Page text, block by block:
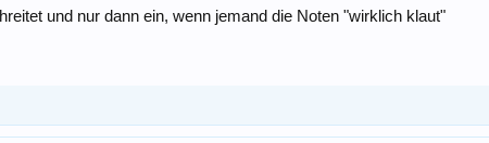
und nur dann ein, wenn jemand die Noten "wirklich klaut"